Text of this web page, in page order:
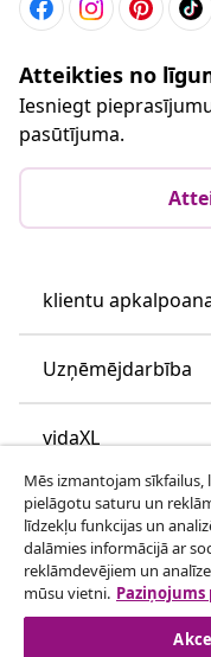
Atteikties no
Iesniegt
pasūtījuma.
klientu
Uzņēmējdarbība
vidaXL
Apskatiet vairāk
Mēs izmantojam
pielāgotu saturu un
līdzekļu funkcijas un
dalāmies informācijā ar
reklāmdevējiem un
mūsu vietni.